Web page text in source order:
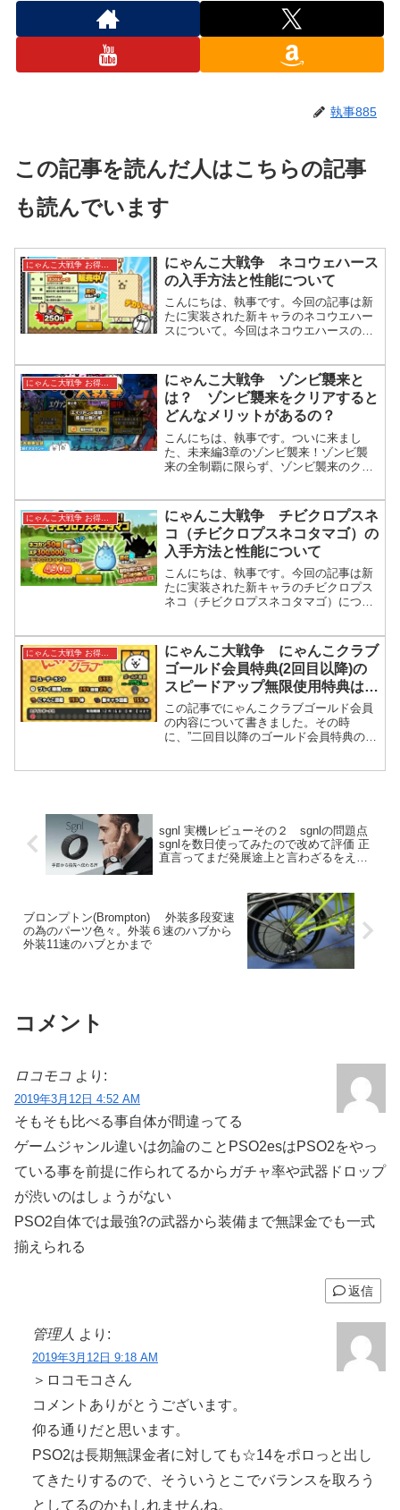
執事885
この記事を読んだ人はこちらの記事
も読んでいます
にゃんこ大戦争 お得情報
にゃんこ大戦争 ネコウェハース
の入手方法と性能について
こんにちは、執事です。今回の記事は新
たに実装された新キャラのネコウエハー
スについて。今回はネコウエハースの入
のアイコンに限定キャラクター販売のア
イコンが出ています。期間...
にゃんこ大戦争 ゾンビ襲来と
は？ ゾンビ襲来をクリアすると
どんなメリットがあるの？
こんにちは、執事です。ついに来まし
た、未来編3章のゾンビ襲来！ゾンビ襲
来の全制覇に限らず、ゾンビ襲来のクリ
リットがあるのかがイマイチわからない
人もいらっしゃるかもしれな...
にゃんこ大戦争 チビクロプスネ
コ（チビクロプスネコタマゴ）の
入手方法と性能について
こんにちは、執事です。今回の記事は新
たに実装された新キャラのチビクロプス
ネコ（チビクロプスネコタマゴ）につい
スネコタマゴ販売開始！ 購入方法こち
らのキャラはリアルマネー...
にゃんこ大戦争 お得情報
にゃんこ大戦争 にゃんこクラブ
ゴールド会員特典(2回目以降)の
スピードアップ無限使用特典はや
っぱり凄かった！
この記事でにゃんこクラブゴールド会員
の内容について書きました。その時
に、”二回目以降のゴールド会員特典のス
sgnl 実機レビューその２ sgnlの問題点
sgnlを数日使ってみたので改めて評価 正
直言ってまだ発展途上と言わざるをえな
ブロンプトン(Brompton) 外装多段変速
の為のパーツ色々。外装６速のハブから
外装11速のハブとかまで
コメント
ロコモコ より:
2019年3月12日 4:52 AM
そもそも比べる事自体が間違ってる
ゲームジャンル違いは勿論のことPSO2esはPSO2をやっ
ている事を前提に作られてるからガチャ率や武器ドロップ
が渋いのはしょうがない
PSO2自体では最強?の武器から装備まで無課金でも一式
揃えられる
返信
管理人 より:
2019年3月12日 9:18 AM
＞ロコモコさん
コメントありがとうございます。
仰る通りだと思います。
PSO2は長期無課金者に対しても☆14をポロっと出し
てきたりするので、そういうとこでバランスを取ろう
としてるのかもしれませんね。